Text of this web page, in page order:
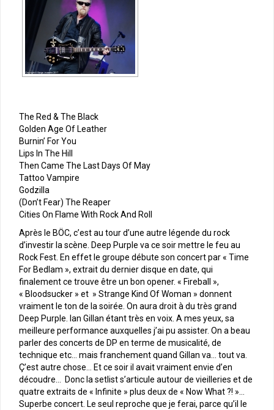
The Red & The Black
Golden Age Of Leather
Burnin’ For You
Lips In The Hill
Then Came The Last Days Of May
Tattoo Vampire
Godzilla
(Don’t Fear) The Reaper
Cities On Flame With Rock And Roll
Après le BÖC, c’est au tour d’une autre légende du rock
d’investir la scène. Deep Purple va ce soir mettre le feu au
Rock Fest. En effet le groupe débute son concert par « Time
For Bedlam », extrait du dernier disque en date, qui
finalement ce trouve être un bon opener. « Fireball »,
« Bloodsucker » et » Strange Kind Of Woman » donnent
vraiment le ton de la soirée. On aura droit à du très grand
Deep Purple. Ian Gillan étant très en voix. A mes yeux, sa
meilleure performance auxquelles j’ai pu assister. On a beau
parler des concerts de DP en terme de musicalité, de
technique etc… mais franchement quand Gillan va… tout va.
Ç’est autre chose… Et ce soir il avait vraiment envie d’en
découdre… Donc la setlist s’articule autour de vieilleries et de
quatre extraits de « Infinite » plus deux de « Now What ?! »…
Superbe concert. Le seul reproche que je ferai, parce qu’il le